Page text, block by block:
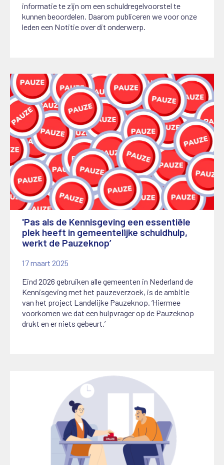
informatie te zijn om een schuldregelvoorstel te
kunnen beoordelen. Daarom publiceren we voor onze
leden een Notitie over dit onderwerp.
'Pas als de Kennisgeving een essentiële
plek heeft in gemeentelijke schuldhulp,
werkt de Pauzeknop’
17 maart 2025
Eind 2026 gebruiken alle gemeenten in Nederland de
Kennisgeving met het pauzeverzoek, is de ambitie
van het project Landelijke Pauzeknop. ‘Hiermee
voorkomen we dat een hulpvrager op de Pauzeknop
drukt en er niets gebeurt.’